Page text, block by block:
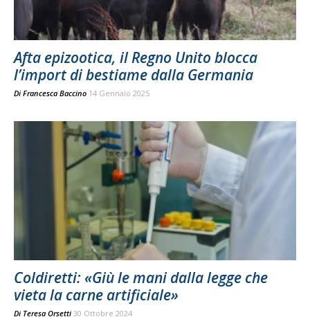
Afta epizootica, il Regno Unito blocca
l’import di bestiame dalla Germania
Di Francesca Baccino 14 Gennaio 2025
Coldiretti: «Giù le mani dalla legge che
vieta la carne artificiale»
Di Teresa Orsetti 30 Ottobre 2024